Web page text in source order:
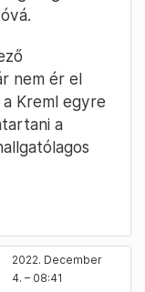
nem ér el
Kreml egyre
a
2022. December
4. – 08:41